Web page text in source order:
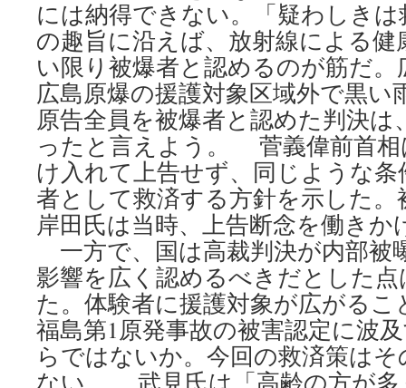
には納得できない。「疑わしき
の趣旨に沿えば、放射線による
い限り被爆者と認めるのが筋だ。
広島原爆の援護対象区域外で黒
原告全員を被爆者と認めた判決
ったと言えよう。 菅義偉前首相
け入れて上告せず、同じような
者として救済する方針を示した。
岸田氏は当時、上告断念を働き
一方で、国は高裁判決が内部被
影響を広く認めるべきだとした
た。体験者に援護対象が広がる
福島第1原発事故の被害認定に波
らではないか。今回の救済策は
ない。 武見氏は「高齢の方が多